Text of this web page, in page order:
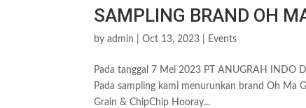
SAMPLING BRAND OH
byadmin |Oct 13, 2023 Events
Pada tanggal 7 Mei 2023 PT ANUGRAH INDO
Pada sampling kami menurunkan brand Oh Ma
Grain & ChipChip Hooray...